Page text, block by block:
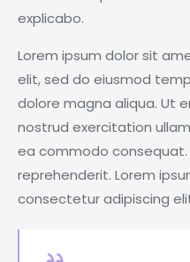
explicabo.
Lorem ipsum dolor sit
elit, sed do eiusmod
dolore magna aliqua. Ut
nostrud exercitation
ea commodo consequat.
reprehenderit. Lorem
consectetur adipiscing